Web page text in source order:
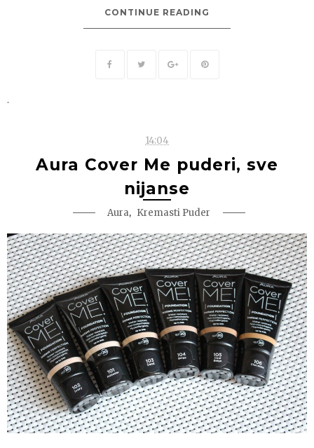
CONTINUE READING
.
14:04
Aura Cover Me puderi, sve
nijanse
Aura, Kremasti Puder